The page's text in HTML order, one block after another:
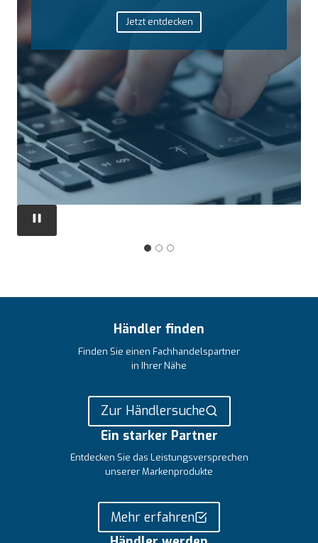
Mehr erfahren
Händler finden
Finden Sie einen Fachhandelspartner
in Ihrer Nähe
Zur Händlersuche
Ein starker Partner
Entdecken Sie das Leistungsversprechen
unserer Markenprodukte
Mehr erfahren